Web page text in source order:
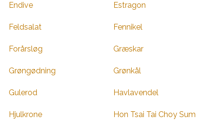
Endive Estragon
Feldsalat Fennikel
Forårsløg Græskar
Grøngødning Grønkål
Gulerod Havlavendel
Hjulkrone Hon Tsai Tai Choy Sum